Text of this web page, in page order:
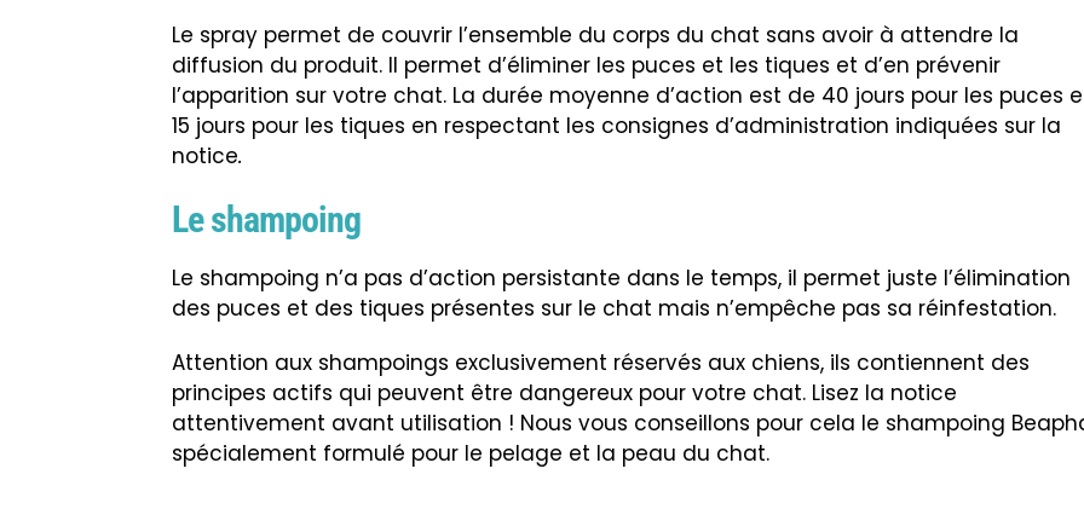
Le spray permet de couvrir l’ensemble du corps du chat sans avoir à attendre la
diffusion du produit. Il permet d’éliminer les puces et les tiques et d’en prévenir
l’apparition sur votre chat. La durée moyenne d’action est de 40 jours pour les puces
15 jours pour les tiques en respectant les consignes d’administration indiquées sur la
notice.
Le shampoing
Le shampoing n’a pas d’action persistante dans le temps, il permet juste l’élimination
des puces et des tiques présentes sur le chat mais n’empêche pas sa réinfestation.
Attention aux shampoings exclusivement réservés aux chiens, ils contiennent des
principes actifs qui peuvent être dangereux pour votre chat. Lisez la notice
attentivement avant utilisation ! Nous vous conseillons pour cela le shampoing
spécialement formulé pour le pelage et la peau du chat.